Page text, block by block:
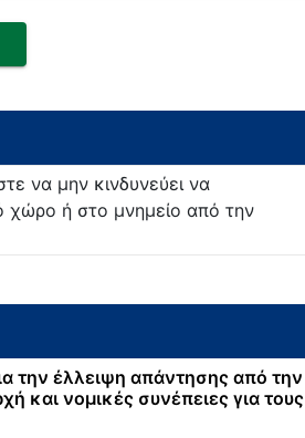
να μην κινδυνεύει να
χώρο ή στο μνημείο από την
την έλλειψη απάντησης από την
και νομικές συνέπειες για τους